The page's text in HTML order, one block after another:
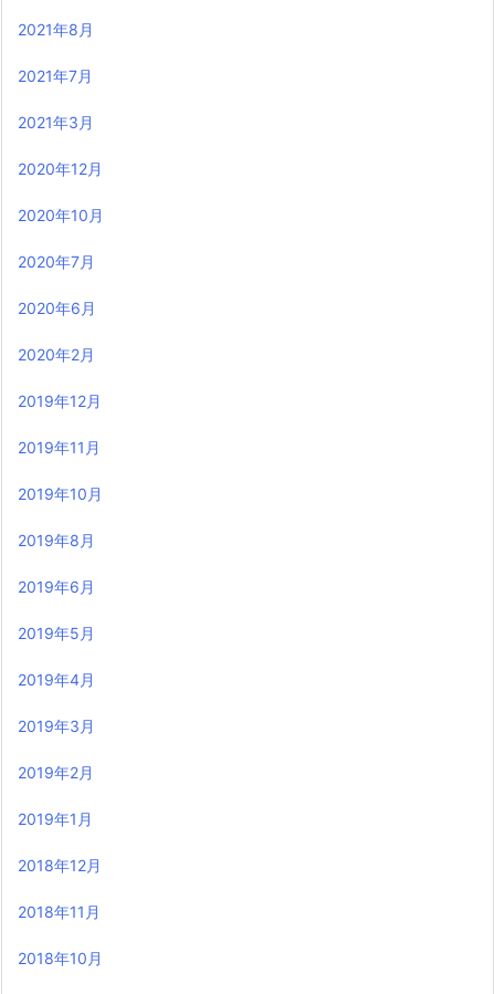
2021年8月
2021年7月
2021年3月
2020年12月
2020年10月
2020年7月
2020年6月
2020年2月
2019年12月
2019年11月
2019年10月
2019年8月
2019年6月
2019年5月
2019年4月
2019年3月
2019年2月
2019年1月
2018年12月
2018年11月
2018年10月